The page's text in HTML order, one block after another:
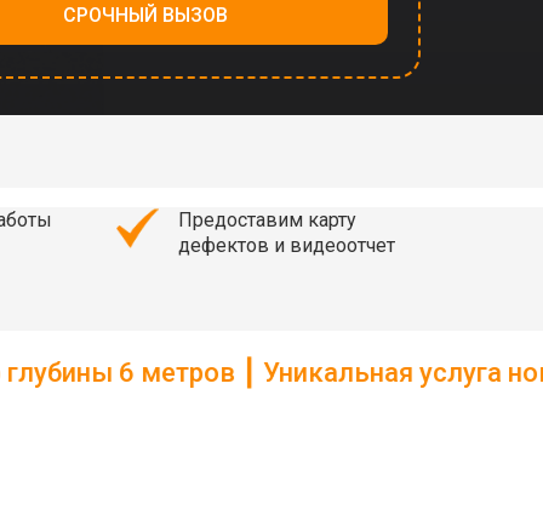
СРОЧНЫЙ ВЫЗОВ
Предоставим карту
дефектов и видеоотчет
┃ Уникальная услуга нового